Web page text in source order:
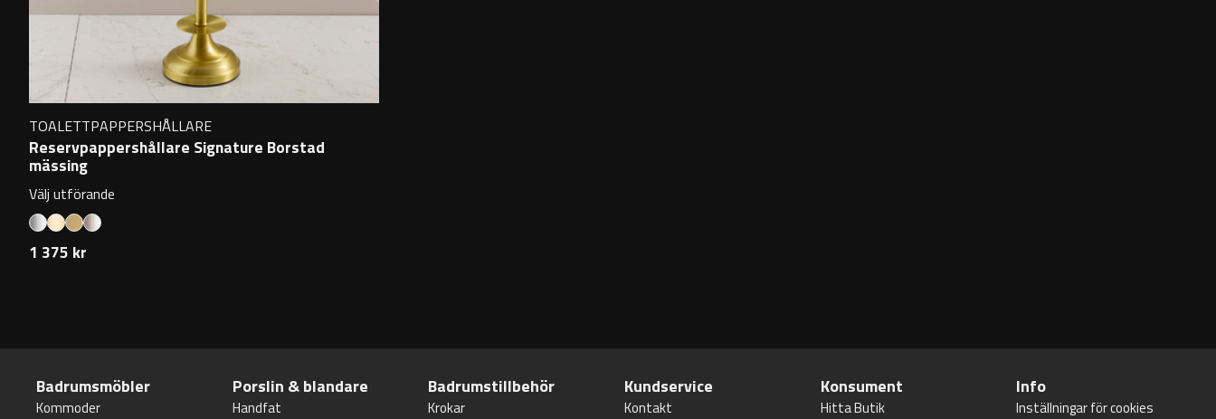
TOALETTPAPPERSHÅLLARE
Reservpappershållare Signature Borstad
mässing
Välj utförande
1 375 kr
Badrumsmöbler
Kommoder
Porslin & blandare
Handfat
Badrumstillbehör
Krokar
Kundservice
Kontakt
Konsument
Hitta Butik
Info
Inställningar för cookies